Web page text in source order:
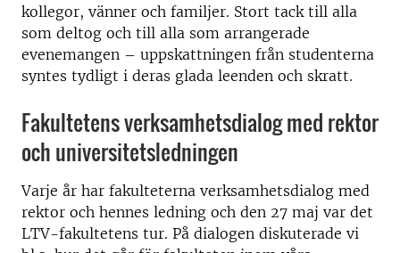
kollegor, vänner och familjer. Stort tack till alla
som deltog och till alla som arrangerade
evenemangen – uppskattningen från studenterna
syntes tydligt i deras glada leenden och skratt.
Fakultetens verksamhetsdialog med rektor
och universitetsledningen
Varje år har fakulteterna verksamhetsdialog med
rektor och hennes ledning och den 27 maj var det
LTV-fakultetens tur. På dialogen diskuterade vi